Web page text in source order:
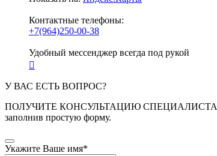
Контактные телефоны:
+7(964)250-00-38
Удобный мессенджер всегда под рукой
У ВАС ЕСТЬ ВОПРОС?
ПОЛУЧИТЕ КОНСУЛЬТАЦИЮ СПЕЦИАЛИСТА
заполнив простую форму.
Укажите Ваше имя*